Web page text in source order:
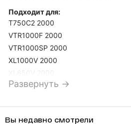
Подходит для:
T750C2 2000
VTR1000F 2000
VTR1000SP 2000
XL1000V 2000
XRV750 2001
Развернуть →
Вы недавно смотрели